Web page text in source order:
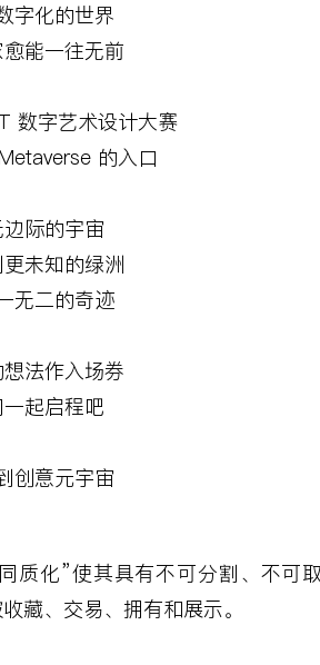
字化的世界
能一往无前
数字艺术设计大赛
的入口
际的宇宙
未知的绿洲
无二的奇迹
法作入场券
起启程吧
创意元宇宙
质化”使其具有不可分割、不可
藏、交易、拥有和展示。